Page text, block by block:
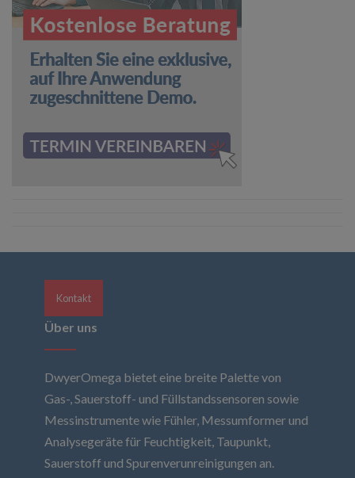
Kontakt
Über uns
DwyerOmega bietet eine breite Palette von
Gas-, Sauerstoff- und Füllstandssensoren sowie
Messinstrumente wie Fühler, Messumformer und
Analysegeräte für Feuchtigkeit, Taupunkt,
Sauerstoff und Spurenverunreinigungen an.